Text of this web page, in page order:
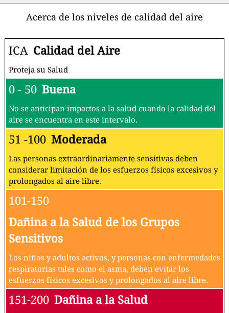
Acerca de los niveles de calidad del aire
ICA Calidad del Aire
Proteja su Salud
0 - 50 Buena
No se anticipan impactos a la salud cuando la calidad del
aire se encuentra en este intervalo.
51 -100 Moderada
Las personas extraordinariamente sensitivas deben
considerar limitación de los esfuerzos físicos excesivos y
prolongados al aire libre.
101-150
Dañina a la Salud de los Grupos
Sensitivos
Los niños y adultos activos, y personas con enfermedades
respiratorias tales como el asma, deben evitar los
esfuerzos físicos excesivos y prolongados al aire libre.
151-200 Dañina a la Salud